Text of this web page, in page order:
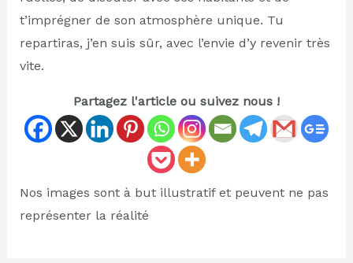
t’imprégner de son atmosphère unique. Tu
repartiras, j’en suis sûr, avec l’envie d’y revenir très
vite.
Partagez l'article ou suivez nous !
Nos images sont à but illustratif et peuvent ne pas
représenter la réalité